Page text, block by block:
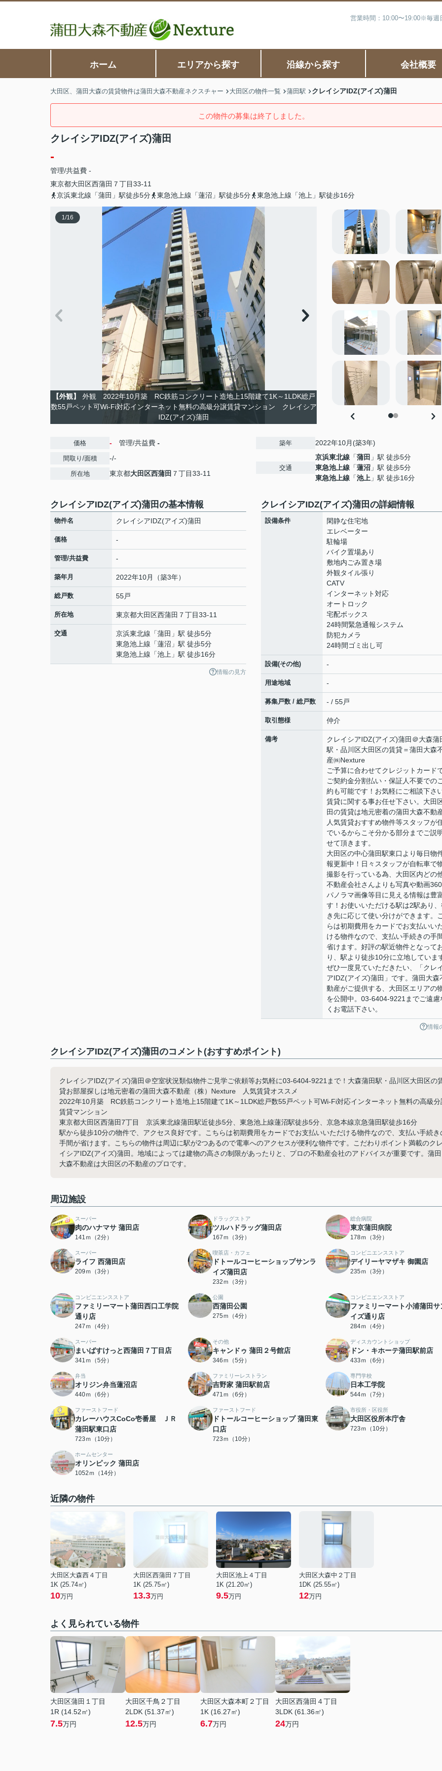
営業時間：10:00〜19:00※毎
ホーム エリアから探す 沿線から探す 会社概要
大田区、蒲田大森の賃貸物件は蒲田大森不動産ネクスチャー 大田区の物件一覧 蒲田駅 クレイシアIDZ(アイズ)蒲田
この物件の募集は終了しました。
クレイシアIDZ(アイズ)蒲田
-
管理/共益費 -
東京都大田区西蒲田 ７丁目33-11
京浜東北線「蒲田」駅徒歩5分
東急池上線「蓮沼」駅徒歩5分 東急池上線「池上」駅徒歩16分
1/16
【外観】
外観 2022年10月築 RC鉄筋コンクリート造地上15階建て1K～1LDK総戸
数55戸ペット可Wi-Fi対応インターネット無料の高級分譲賃貸マンション クレイシア
IDZ(アイズ)蒲田
価格 - 管理/共益費 -
間取り/面積 -/-
所在地 東京都大田区西蒲田 ７丁目33-11
築年 2022年10月(築3年)
交通
京浜東北線 「蒲田 」駅 徒歩5分
東急池上線 「蓮沼 」駅 徒歩5分
東急池上線 「池上 」駅 徒歩16分
クレイシアIDZ(アイズ)蒲田の基本情報
物件名 クレイシアIDZ(アイズ)蒲田
価格 -
管理/共益費 -
築年月 2022年10月（築3年）
総戸数 55戸
所在地 東京都大田区西蒲田 ７丁目33-11
交通 京浜東北線 「蒲田 」駅 徒歩5分
東急池上線 「蓮沼 」駅 徒歩5分
東急池上線 「池上 」駅 徒歩16分
情報の見方
クレイシアIDZ(アイズ)蒲田の詳細情報
設備条件
閑静な住宅地
エレベーター
駐輪場
バイク置場あり
敷地内ごみ置き場
外観タイル張り
CATV
インターネット対応
オートロック
宅配ボックス
24時間緊急通報システム
防犯カメラ
24時間ゴミ出し可
設備(その他) -
用途地域 -
募集戸数 / 総戸数 - / 55戸
取引態様 仲介
備考
クレイシアIDZ(アイズ)蒲田＠大森蒲
駅・品川区大田区の賃貸＝蒲田大森
産㈱Nexture
ご予算に合わせてクレジットカード
ご契約金分割払い・保証人不要での
約も可能です！お気軽にご相談下さい
賃貸に関する事お任せ下さい。大田
田の賃貸は地元密着の蒲田大森不動
人気賃貸おすすめ物件等スタッフが
でいるからこそ分かる部分までご説
せて頂きます。
大田区の中心蒲田駅東口より毎日物
報更新中！日々スタッフが自転車で
撮影を行っている為、大田区内どの
不動産会社さんよりも写真や動画
パノラマ画像等目に見える情報は豊
す！お使いいただける駅は2駅あり
き先に応じて使い分けができます。
らは初期費用をカードでお支払いい
ける物件なので、支払い手続きの手
省けます。好評の駅近物件となって
り、駅より徒歩10分に立地していま
ぜひ一度見ていただきたい、「クレ
アIDZ(アイズ)蒲田」です。蒲田大森
動産がご提供する、大田区エリアの
を公開中。03-6404-9221までご遠慮
くお電話下さい。
情報
クレイシアIDZ(アイズ)蒲田のコメント(おすすめポイント)
クレイシアIDZ(アイズ)蒲田＠空室状況類似物件ご見学ご依頼等お気軽に03-6404-9221まで！大森蒲田駅・品川区大田区の
貸お部屋探しは地元密着の蒲田大森不動産（株）Nexture 人気賃貸オススメ
2022年10月築 RC鉄筋コンクリート造地上15階建て1K～1LDK総戸数55戸ペット可Wi-Fi対応インターネット無料の高級分
賃貸マンション
東京都大田区西蒲田7丁目 京浜東北線蒲田駅近徒歩5分、東急池上線蓮沼駅徒歩5分、京急本線京急蒲田駅徒歩16分
駅から徒歩10分の物件で、アクセス良好です。こちらは初期費用をカードでお支払いいただける物件なので、支払い手続き
手間が省けます。こちらの物件は周辺に駅が2つあるので電車へのアクセスが便利な物件です。こだわりポイント満載のクレ
イシアIDZ(アイズ)蒲田。地域によっては建物の高さの制限があったりと、プロの不動産会社のアドバイスが重要です。蒲田
大森不動産は大田区の不動産のプロです。
周辺施設
スーパー
肉のハナマサ 蒲田店
141ｍ（2分）
ドラッグストア
ツルハドラッグ蒲田店
167ｍ（3分）
総合病院
東京蒲田病院
178ｍ（3分）
スーパー
ライフ 西蒲田店
209ｍ（3分）
喫茶店・カフェ
ドトールコーヒーショップサンラ
イズ蒲田店
232ｍ（3分）
コンビニエンスストア
デイリーヤマザキ 御園店
235ｍ（3分）
コンビニエンスストア
ファミリーマート蒲田西口工学院
通り店
247ｍ（4分）
公園
西蒲田公園
275ｍ（4分）
コンビニエンスストア
ファミリーマート小浦蒲田サ
イズ通り店
284ｍ（4分）
スーパー
まいばすけっと西蒲田７丁目店
341ｍ（5分）
その他
キャンドゥ 蒲田２号館店
346ｍ（5分）
ディスカウントショップ
ドン・キホーテ蒲田駅前店
433ｍ（6分）
弁当
オリジン弁当蓮沼店
440ｍ（6分）
ファミリーレストラン
吉野家 蒲田駅前店
471ｍ（6分）
専門学校
日本工学院
544ｍ（7分）
ファーストフード
カレーハウスCoCo壱番屋 ＪＲ
蒲田駅東口店
723ｍ（10分）
ファーストフード
ドトールコーヒーショップ 蒲田東
口店
723ｍ（10分）
市役所・区役所
大田区役所本庁舎
723ｍ（10分）
ホームセンター
オリンピック 蒲田店
1052ｍ（14分）
近隣の物件
大田区大森西４丁目
1K (25.74㎡)
10万円
大田区西蒲田７丁目
1K (25.75㎡)
13.3万円
大田区池上４丁目
1K (21.20㎡)
9.5万円
大田区大森中２丁目
1DK (25.55㎡)
12万円
よく見られている物件
大田区蒲田１丁目
1R (14.52㎡)
7.5万円
大田区千鳥２丁目
2LDK (51.37㎡)
12.5万円
大田区大森本町２丁目
1K (16.27㎡)
6.7万円
大田区西蒲田４丁目
3LDK (61.36㎡)
24万円